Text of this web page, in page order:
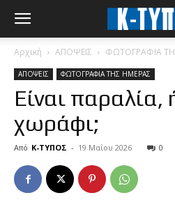
Αρχική ΑΠΟΨΕΙΣ ΦΩΤΟΓΡΑΦΙΑ
ΑΠΟΨΕΙΣ ΦΩΤΟΓΡΑΦΙΑ ΤΗΣ ΗΜΕΡΑΣ
Είναι
χωράφι;
Από Κ-ΤΥΠΟΣ - 19 Μαΐου 2026 0